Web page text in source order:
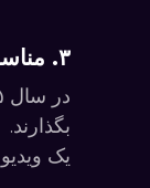
۳. مناسب شبکه‌های اجتماعی و ثبت خاطرات
بگذارند.
یک